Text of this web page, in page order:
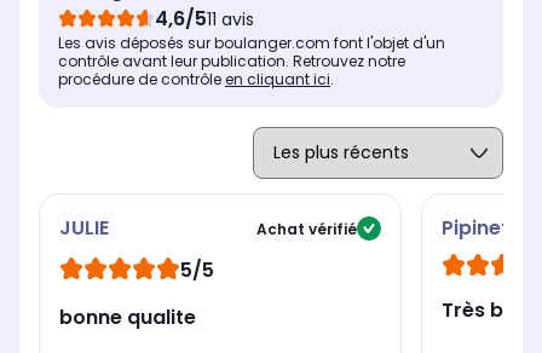
Nombre de plaques
1 plaque
Nombre de plaques
1 plaque
4,6/511 avis
Les avis déposés sur boulanger.com font l'objet d'un
contrôle avant leur publication. Retrouvez notre
procédure de contrôleen cliquant ici.
JULIE Achat vérifié
5/5
bonne qualite
Très bien !